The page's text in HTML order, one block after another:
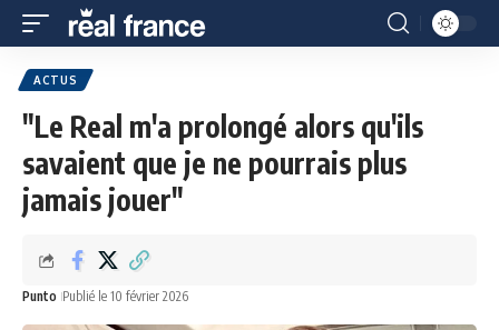
ACTUS
"Le Real m'a prolongé alors qu'ils
savaient que je ne pourrais plus
jamais jouer"
Punto Publié le 10 février 2026